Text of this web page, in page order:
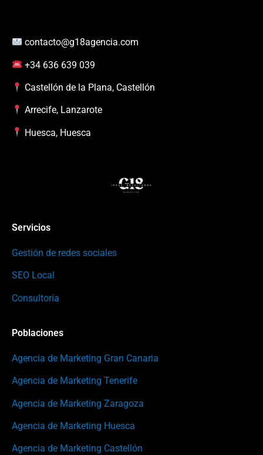
contacto@g18agencia.com
+34 636 639 039
Castellón de la Plana, Castellón
Arrecife, Lanzarote
Huesca, Huesca
Servicios
Gestión de redes sociales
SEO Local
Consultoría
Poblaciones
Agencia de Marketing Gran Canaria
Agencia de Marketing Tenerife
Agencia de Marketing Zaragoza
Agencia de Marketing Huesca
Agencia de Marketing Castellón